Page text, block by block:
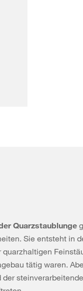
Quarzstaublunge
Sie entsteht in
tätig waren.